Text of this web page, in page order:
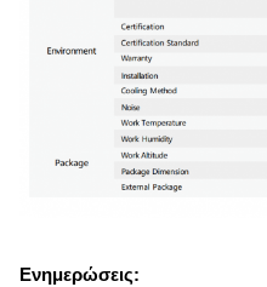
Ενημερώσεις: